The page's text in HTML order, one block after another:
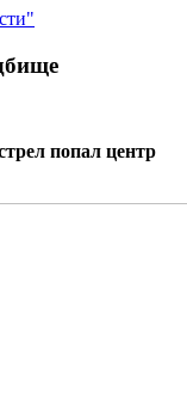
попал центр